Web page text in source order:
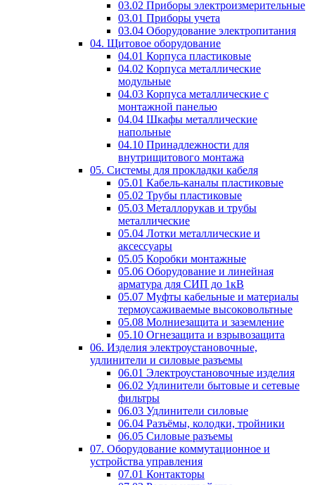
03.02 Приборы электроизмерительные
03.01 Приборы учета
03.04 Оборудование электропитания
04. Щитовое оборудование
04.01 Корпуса пластиковые
04.02 Корпуса металлические
модульные
04.03 Корпуса металлические с
монтажной панелью
04.04 Шкафы металлические
напольные
04.10 Принадлежности для
внутрищитового монтажа
05. Системы для прокладки кабеля
05.01 Кабель-каналы пластиковые
05.02 Трубы пластиковые
05.03 Металлорукав и трубы
металлические
05.04 Лотки металлические и
аксессуары
05.05 Коробки монтажные
05.06 Оборудование и линейная
арматура для СИП до 1кВ
05.07 Муфты кабельные и материалы
термоусаживаемые высоковольтные
05.08 Молниезащита и заземление
05.10 Огнезащита и взрывозащита
06. Изделия электроустановочные,
удлинители и силовые разъемы
06.01 Электроустановочные изделия
06.02 Удлинители бытовые и сетевые
фильтры
06.03 Удлинители силовые
06.04 Разъёмы, колодки, тройники
06.05 Силовые разъемы
07. Оборудование коммутационное и
устройства управления
07.01 Контакторы